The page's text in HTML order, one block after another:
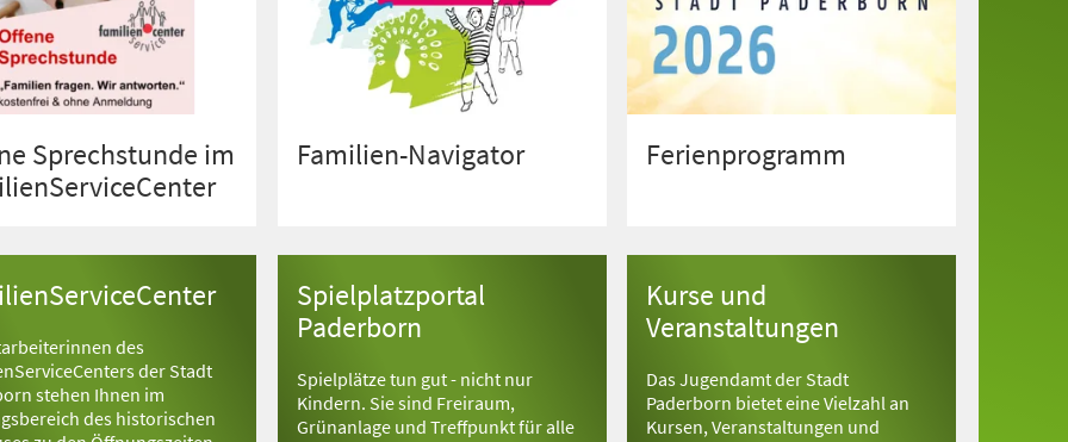
Sprechstunde im
Familien-Navigator Ferienprogramm
des
der Stadt
stehen Ihnen im
des historischen
Spielplatzportal
Paderborn
Spielplätze tun gut - nicht nur
Kindern. Sie sind Freiraum,
Grünanlage und Treffpunkt für alle
Kurse und
Veranstaltungen
Das Jugendamt der Stadt
Paderborn bietet eine Vielzahl an
Kursen, Veranstaltungen und